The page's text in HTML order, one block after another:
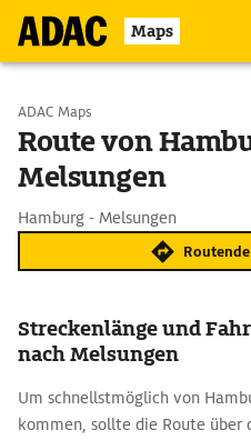
Maps
Start wählen
Ziel eingeben
ADAC Maps
Route von
Melsungen
Hamburg - Melsungen
Streckenlänge und
nach Melsungen
Um schnellstmöglich von
kommen, sollte die Route über